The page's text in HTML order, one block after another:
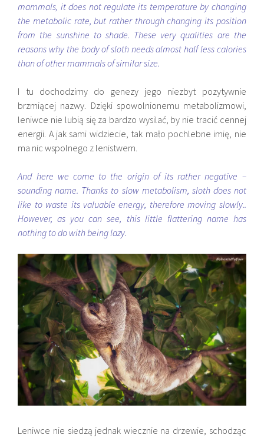
mammals, it does not regulate its temperature by changing
the metabolic rate, but rather through changing its position
from the sunshine to shade. These very qualities are the
reasons why the body of sloth needs almost half less calories
than of other mammals of similar size.
I tu dochodzimy do genezy jego niezbyt pozytywnie
brzmiącej nazwy. Dzięki spowolnionemu metabolizmowi,
leniwce nie lubią się za bardzo wysilać, by nie tracić cennej
energii. A jak sami widziecie, tak mało pochlebne imię, nie
ma nic wspolnego z lenistwem.
And here we come to the origin of its rather negative –
sounding name. Thanks to slow metabolism, sloth does not
like to waste its valuable energy, therefore moving slowly..
However, as you can see, this little flattering name has
nothing to do with being lazy.
Leniwce nie siedzą jednak wiecznie na drzewie, schodząc